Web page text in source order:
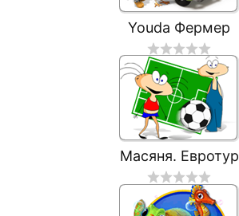
Youda Фермер
Масяня. Евротур